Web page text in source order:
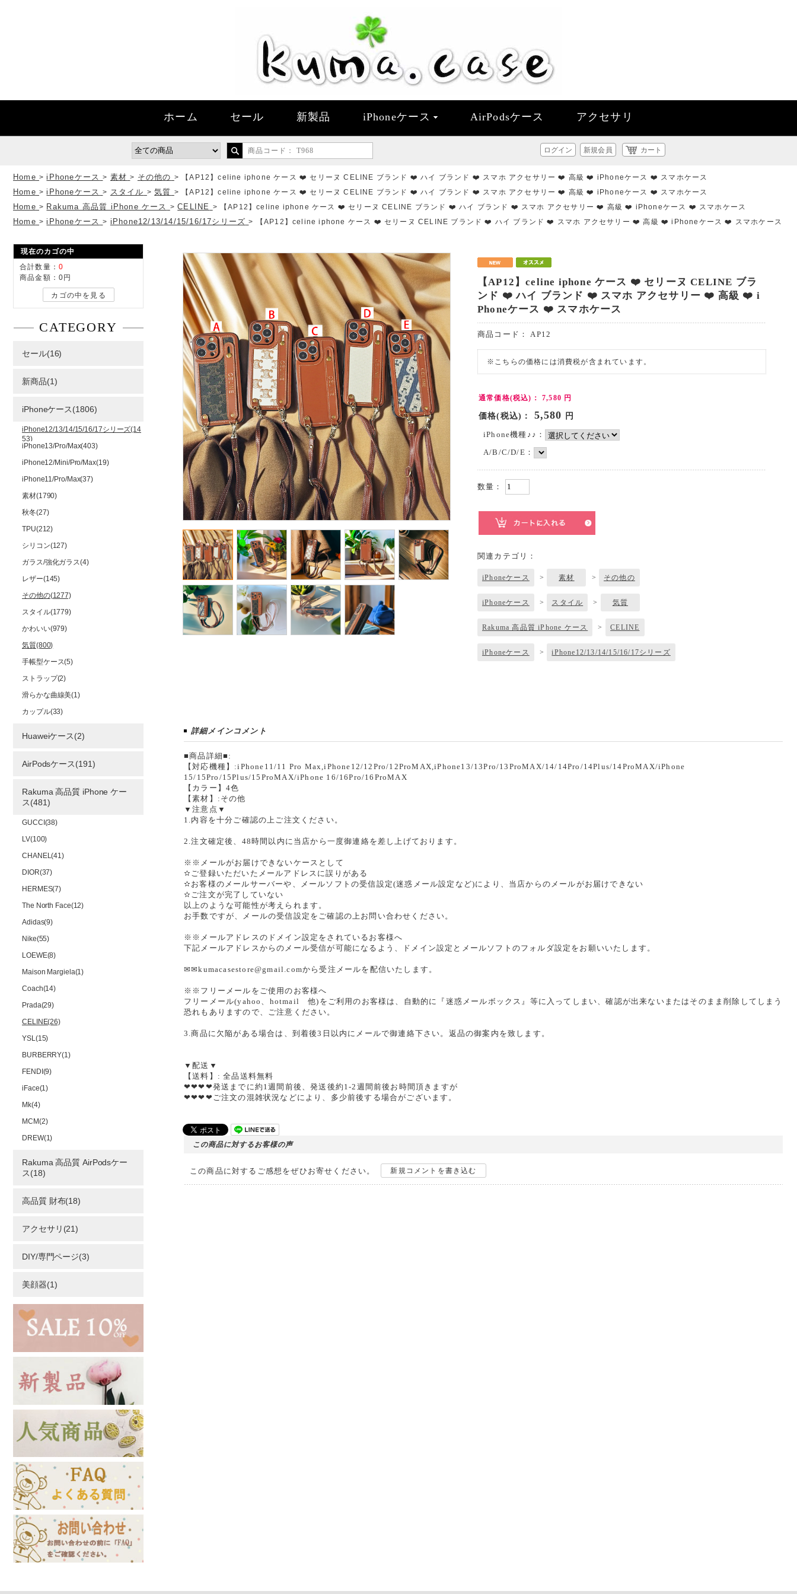
ホーム セール 新製品 iPhoneケース AirPodsケース アクセサリ
ログイン 新規会員 カート
Home >iPhoneケース > 素材 > その他の > 【AP12】celine iphone ケース ❤️ セリーヌ CELINE ブランド ❤️ ハイ ブランド ❤️ スマホ アクセサリー ❤️ 高級 ❤️ iPhoneケース ❤️ スマホケース
Home >iPhoneケース > スタイル >気質 > 【AP12】celine iphone ケース ❤️ セリーヌ CELINE ブランド ❤️ ハイ ブランド ❤️ スマホ アクセサリー ❤️ 高級 ❤️ iPhoneケース ❤️ スマホケース
Home > Rakuma 高品質 iPhone ケース >CELINE > 【AP12】celine iphone ケース ❤️ セリーヌ CELINE ブランド ❤️ ハイ ブランド ❤️ スマホ アクセサリー ❤️ 高級 ❤️ iPhoneケース ❤️ スマホケース
Home >iPhoneケース > iPhone12/13/14/15/16/17シリーズ > 【AP12】celine iphone ケース ❤️ セリーヌ CELINE ブランド ❤️ ハイ ブランド ❤️ スマホ アクセサリー ❤️ 高級 ❤️ iPhoneケース ❤️ スマホケース
現在のカゴの中
合計数量： 0
商品金額： 0円
カゴの中を見る
CATEGORY
セール(16)
新商品(1)
iPhoneケース(1806)
iPhone12/13/14/15/16/17シリーズ(14
53)
iPhone13/Pro/Max(403)
iPhone12/Mini/Pro/Max(19)
iPhone11/Pro/Max(37)
素材(1790)
秋冬(27)
TPU(212)
シリコン(127)
ガラス/強化ガラス(4)
レザー(145)
その他の(1277)
スタイル(1779)
かわいい(979)
気質(800)
手帳型ケース(5)
ストラップ(2)
滑らかな曲線美(1)
カップル(33)
Huaweiケース(2)
AirPodsケース(191)
Rakuma 高品質 iPhone ケー
ス(481)
GUCCI(38)
LV(100)
CHANEL(41)
DIOR(37)
HERMES(7)
The North Face(12)
Adidas(9)
Nike(55)
LOEWE(8)
Maison Margiela(1)
Coach(14)
Prada(29)
CELINE(26)
YSL(15)
BURBERRY(1)
FENDI(9)
iFace(1)
Mk(4)
MCM(2)
DREW(1)
Rakuma 高品質 AirPodsケー
ス(18)
高品質 財布(18)
アクセサリ(21)
DIY/専門ページ(3)
美顔器(1)
【AP12】celine iphone ケース ❤️ セリーヌ CELINE ブラ
ンド ❤️ ハイ ブランド ❤️ スマホ アクセサリー ❤️ 高級 ❤️ i
Phoneケース ❤️ スマホケース
商品コード： AP12
※こちらの価格には消費税が含まれています。
通常価格(税込)： 7,580 円
価格(税込)： 5,580 円
iPhone機種♪♪：
A/B/C/D/E：
数量：
関連カテゴリ：
iPhoneケース > 素材 > その他の
iPhoneケース > スタイル > 気質
Rakuma 高品質 iPhone ケース > CELINE
iPhoneケース > iPhone12/13/14/15/16/17シリーズ
詳細メインコメント
■商品詳細■:
【対応機種】:iPhone11/11 Pro Max,iPhone12/12Pro/12ProMAX,iPhone13/13Pro/13ProMAX/14/14Pro/14Plus/14ProMAX/iPhone
15/15Pro/15Plus/15ProMAX/iPhone 16/16Pro/16ProMAX
【カラー】4色
【素材】:その他
▼注意点▼
1.内容を十分ご確認の上ご注文ください。
2.注文確定後、48時間以内に当店から一度御連絡を差し上げております。
※※メールがお届けできないケースとして
✫ご登録いただいたメールアドレスに誤りがある
✫お客様のメールサーバーや、メールソフトの受信設定(迷惑メール設定など)により、当店からのメールがお届けできない
✫ご注文が完了していない
以上のような可能性が考えられます。
お手数ですが、メールの受信設定をご確認の上お問い合わせください。
※※メールアドレスのドメイン設定をされているお客様へ
下記メールアドレスからのメール受信が可能になるよう、ドメイン設定とメールソフトのフォルダ設定をお願いいたします。
✉✉kumacasestore@gmail.comから受注メールを配信いたします。
※※フリーメールをご使用のお客様へ
フリーメール(yahoo、hotmail 他)をご利用のお客様は、自動的に『迷惑メールボックス』等に入ってしまい、確認が出来ないまたはそのまま削除してしまう
恐れもありますので、ご注意ください。
3.商品に欠陥がある場合は、到着後3日以内にメールで御連絡下さい。返品の御案内を致します。
▼配送▼
【送料】: 全品送料無料
❤❤❤❤発送までに約1週間前後、発送後約1-2週間前後お時間頂きますが
❤❤❤❤ご注文の混雑状況などにより、多少前後する場合がございます。
この商品に対するお客様の声
この商品に対するご感想をぜひお寄せください。 新規コメントを書き込む